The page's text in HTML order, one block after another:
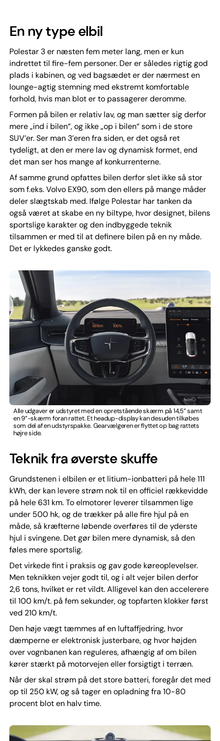
En ny type elbil
Polestar 3 er næsten fem meter lang, men er kun
indrettet til fire-fem personer. Der er således rigtig god
plads i kabinen, og ved bagsædet er der nærmest en
lounge-agtig stemning med ekstremt komfortable
forhold, hvis man blot er to passagerer deromme.
Formen på bilen er relativ lav, og man sætter sig derfor
mere „ind i bilen“, og ikke „op i bilen“ som i de store
SUV’er. Ser man 3’eren fra siden, er det også ret
tydeligt, at den er mere lav og dynamisk formet, end
det man ser hos mange af konkurrenterne.
Af samme grund opfattes bilen derfor slet ikke så stor
som f.eks. Volvo EX90, som den ellers på mange måder
deler slægtskab med. Ifølge Polestar har tanken da
også været at skabe en ny biltype, hvor designet, bilens
sportslige karakter og den indbyggede teknik
tilsammen er med til at definere bilen på en ny måde.
Det er lykkedes ganske godt.
Alle udgaver er udstyret med en opretstående skærm på 14,5” samt
en 9”-skærm foran rattet. Et headup-display kan desuden tilkøbes
som del af en udstyrspakke. Gearvælgeren er flyttet op bag rattets
højre side.
Teknik fra øverste skuffe
Grundstenen i elbilen er et litium-ionbatteri på hele 111
kWh, der kan levere strøm nok til en officiel rækkevidde
på hele 631 km. To elmotorer leverer tilsammen lige
under 500 hk, og de trækker på alle fire hjul på en
måde, så kræfterne løbende overføres til de yderste
hjul i svingene. Det gør bilen mere dynamisk, så den
føles mere sportslig.
Det virkede fint i praksis og gav gode køreoplevelser.
Men teknikken vejer godt til, og i alt vejer bilen derfor
2,6 tons, hvilket er ret vildt. Alligevel kan den accelerere
til 100 km/t. på fem sekunder, og topfarten klokker først
ved 210 km/t.
Den høje vægt tæmmes af en luftaffjedring, hvor
dæmperne er elektronisk justerbare, og hvor højden
over vognbanen kan reguleres, afhængig af om bilen
kører stærkt på motorvejen eller forsigtigt i terræn.
Når der skal strøm på det store batteri, foregår det med
op til 250 kW, og så tager en opladning fra 10-80
procent blot en halv time.